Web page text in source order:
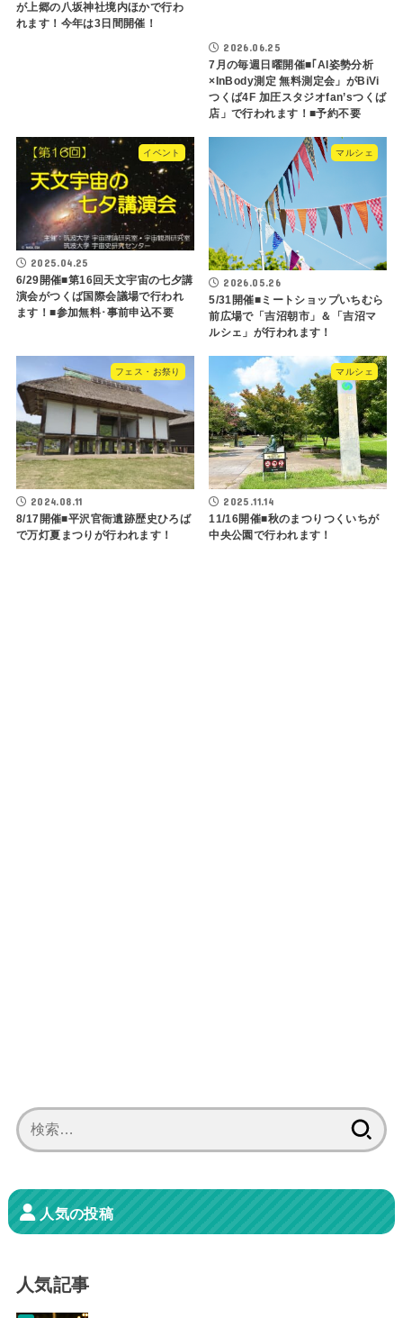
が上郷の八坂神社境内ほかで行わ
れます！今年は3日間開催！
2026.06.25
7月の毎週日曜開催■｢AI姿勢分析
×InBody測定 無料測定会」がBiVi
つくば4F 加圧スタジオfan’sつくば
店」で行われます！■予約不要
イベント
2025.04.25
6/29開催■第16回天文宇宙の七夕講
演会がつくば国際会議場で行われ
ます！■参加無料･事前申込不要
マルシェ
2026.05.26
5/31開催■ミートショップいちむら
前広場で「吉沼朝市」＆「吉沼マ
ルシェ」が行われます！
フェス・お祭り
2024.08.11
8/17開催■平沢官衙遺跡歴史ひろば
で万灯夏まつりが行われます！
マルシェ
2025.11.14
11/16開催■秋のまつりつくいちが
中央公園で行われます！
索:
人気の投稿
人気記事